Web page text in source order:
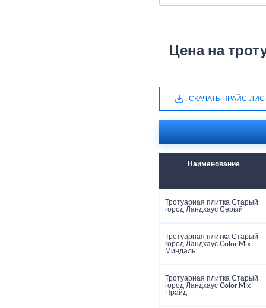
Цена на
СКАЧАТЬ ПРАЙС-
Наименование
Тротуарная плитка Старый
город Ландхаус Серый
Тротуарная плитка Старый
город Ландхаус Color Mix
Миндаль
Тротуарная плитка Старый
город Ландхаус Color Mix
Прайд